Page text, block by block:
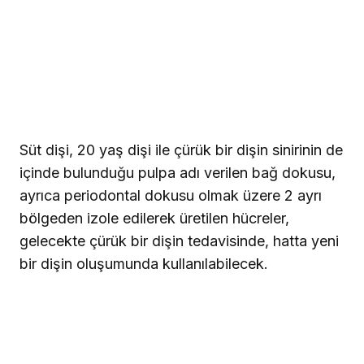
Süt dişi, 20 yaş dişi ile çürük bir dişin sinirinin de
içinde bulunduğu pulpa adı verilen bağ dokusu,
ayrıca periodontal dokusu olmak üzere 2 ayrı
bölgeden izole edilerek üretilen hücreler,
gelecekte çürük bir dişin tedavisinde, hatta yeni
bir dişin oluşumunda kullanılabilecek.